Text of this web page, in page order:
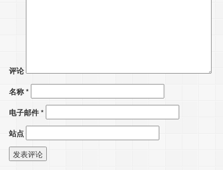
评论
名称*
电子邮件*
站点